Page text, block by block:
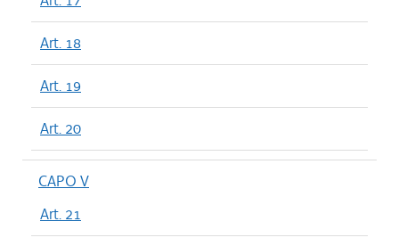
Art. 18
Art. 19
Art. 20
CAPO V
Art. 21